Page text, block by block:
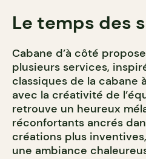
Le temps des
Cabane d’à côté
plusieurs services,
classiques de la cabane
avec la créativité de
retrouve un heureux
réconfortants ancrés
créations plus
une ambiance